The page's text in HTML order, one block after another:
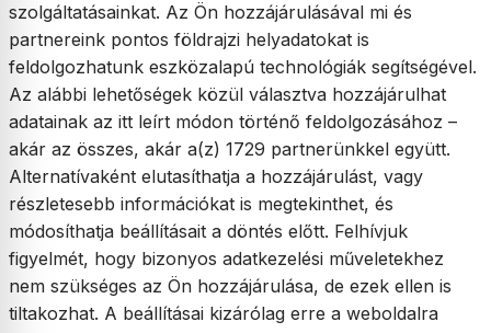
szolgáltatásainkat. Az Ön hozzájárulásával mi és
partnereink pontos földrajzi helyadatokat is
feldolgozhatunk eszközalapú technológiák segítségével.
Az alábbi lehetőségek közül választva hozzájárulhat
adatainak az itt leírt módon történő feldolgozásához –
akár az összes, akár a(z) 1729 partnerünkkel együtt.
Alternatívaként elutasíthatja a hozzájárulást, vagy
részletesebb információkat is megtekinthet, és
módosíthatja beállításait a döntés előtt. Felhívjuk
figyelmét, hogy bizonyos adatkezelési műveletekhez
nem szükséges az Ön hozzájárulása, de ezek ellen is
tiltakozhat. A beállításai kizárólag erre a weboldalra